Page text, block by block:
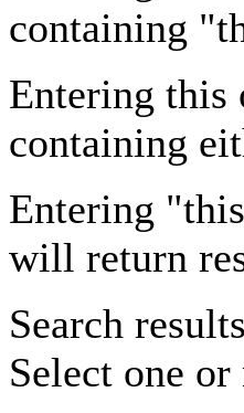
containing
Entering this
containing
Entering
will return
Search
Select one